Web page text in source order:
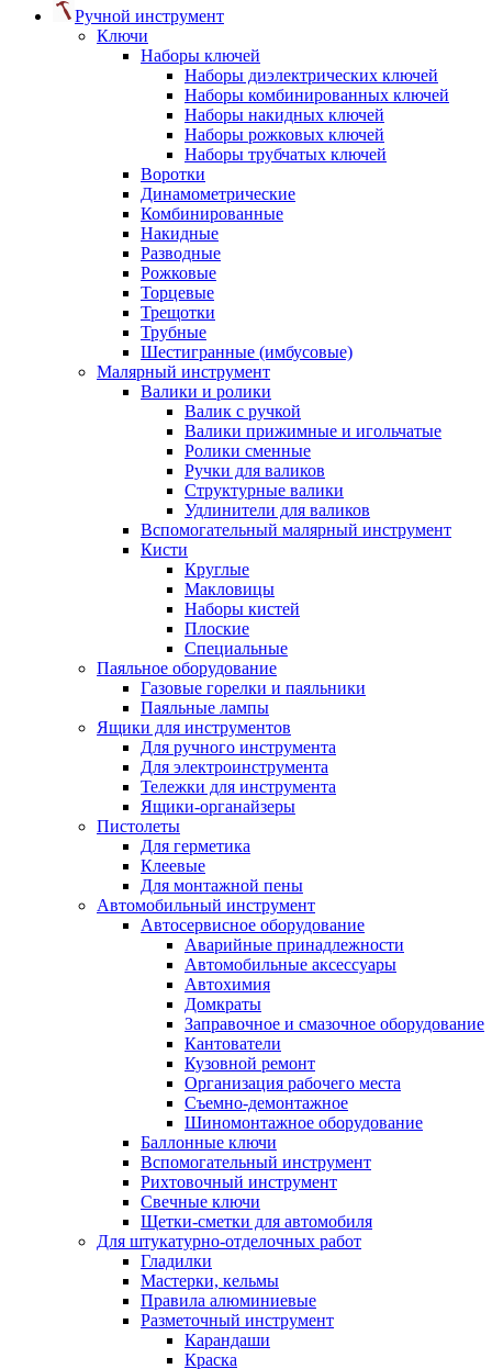
Ручной инструмент
Ключи
Наборы ключей
Наборы диэлектрических ключей
Наборы комбинированных ключей
Наборы накидных ключей
Наборы рожковых ключей
Наборы трубчатых ключей
Воротки
Динамометрические
Комбинированные
Накидные
Разводные
Рожковые
Торцевые
Трещотки
Трубные
Шестигранные (имбусовые)
Малярный инструмент
Валики и ролики
Валик с ручкой
Валики прижимные и игольчатые
Ролики сменные
Ручки для валиков
Структурные валики
Удлинители для валиков
Вспомогательный малярный инструмент
Кисти
Круглые
Макловицы
Наборы кистей
Плоские
Специальные
Паяльное оборудование
Газовые горелки и паяльники
Паяльные лампы
Ящики для инструментов
Для ручного инструмента
Для электроинструмента
Тележки для инструмента
Ящики-органайзеры
Пистолеты
Для герметика
Клеевые
Для монтажной пены
Автомобильный инструмент
Автосервисное оборудование
Аварийные принадлежности
Автомобильные аксессуары
Автохимия
Домкраты
Заправочное и смазочное оборудование
Кантователи
Кузовной ремонт
Организация рабочего места
Съемно-демонтажное
Шиномонтажное оборудование
Баллонные ключи
Вспомогательный инструмент
Рихтовочный инструмент
Свечные ключи
Щетки-сметки для автомобиля
Для штукатурно-отделочных работ
Гладилки
Мастерки, кельмы
Правила алюминиевые
Разметочный инструмент
Карандаши
Краска